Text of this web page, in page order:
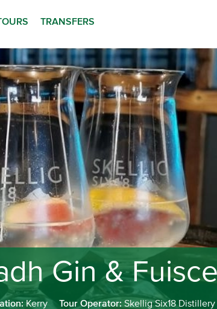
TRANSFERS
Gin &
Kerry Tour Operator: Skellig Six18 Distillery